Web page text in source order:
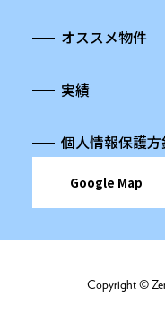
オススメ物件
実績
個人情報保護方
Google Map
Copyright ©